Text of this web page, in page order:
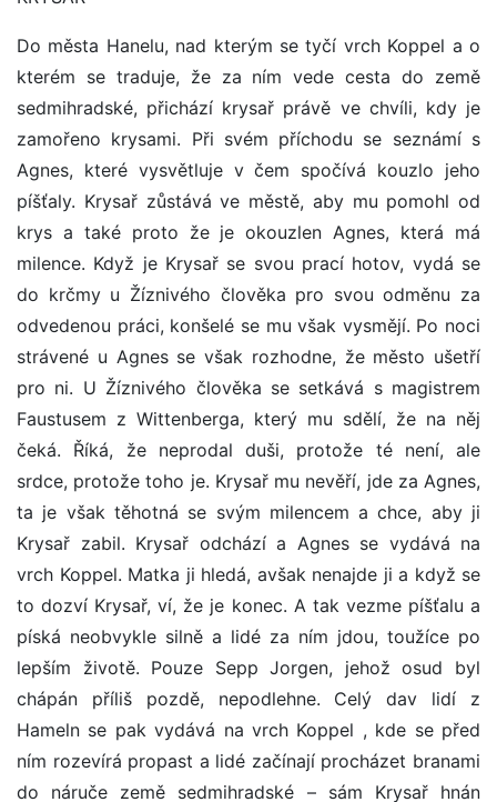
Do města Hanelu, nad kterým se tyčí vrch Koppel a o
kterém se traduje, že za ním vede cesta do země
sedmihradské, přichází krysař právě ve chvíli, kdy je
zamořeno krysami. Při svém příchodu se seznámí s
Agnes, které vysvětluje v čem spočívá kouzlo jeho
píšťaly. Krysař zůstává ve městě, aby mu pomohl od
krys a také proto že je okouzlen Agnes, která má
milence. Když je Krysař se svou prací hotov, vydá se
do krčmy u Žíznivého člověka pro svou odměnu za
odvedenou práci, konšelé se mu však vysmějí. Po noci
strávené u Agnes se však rozhodne, že město ušetří
pro ni. U Žíznivého člověka se setkává s magistrem
Faustusem z Wittenberga, který mu sdělí, že na něj
čeká. Říká, že neprodal duši, protože té není, ale
srdce, protože toho je. Krysař mu nevěří, jde za Agnes,
ta je však těhotná se svým milencem a chce, aby ji
Krysař zabil. Krysař odchází a Agnes se vydává na
vrch Koppel. Matka ji hledá, avšak nenajde ji a když se
to dozví Krysař, ví, že je konec. A tak vezme píšťalu a
píská neobvykle silně a lidé za ním jdou, toužíce po
lepším životě. Pouze Sepp Jorgen, jehož osud byl
chápán příliš pozdě, nepodlehne. Celý dav lidí z
Hameln se pak vydává na vrch Koppel , kde se před
ním rozevírá propast a lidé začínají procházet branami
do náruče země sedmihradské – sám Krysař hnán